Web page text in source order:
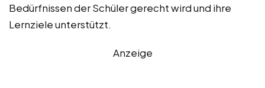
Bedürfnissen der Schüler gerecht wird und ihre
Lernziele unterstützt.
Anzeige